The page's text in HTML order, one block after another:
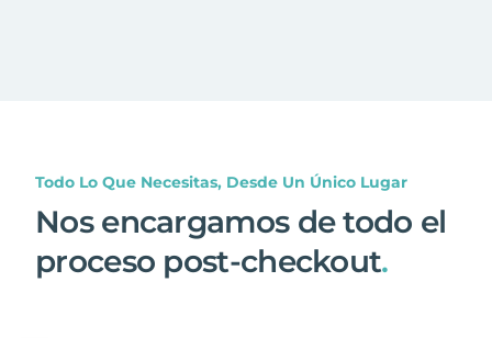
Todo Lo Que Necesitas, Desde Un Único Lugar
Nos encargamos de todo el
proceso post-checkout.